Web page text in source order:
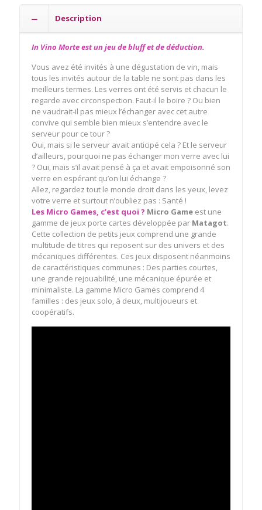
Description
In Vino Morte est un jeu de bluff et de déduction.
Vous avez été invités à une dégustation de vin, mais
tous les invités autour de la table ne sont pas dans les
meilleurs termes. Les verres ont été servis et chacun le
regarde avec circonspection. Faut-il le boire ? Ou bien
ne vaudrait-il pas mieux l’échanger avec cet autre
convive qui semble bien mieux s’entendre avec le
serveur pour ce tour ?
Oui, mais si le serveur avait anticipé cela ? Et le serveur
d’ailleurs, pourquoi ne pas échanger mon verre avec lui
? Oui, mais s’il avait pensé à ça et avait empoisonné son
verre en espérant qu’on lui échange ?
Allez, regardez tout le monde droit dans les yeux, levez
votre verre et surtout n’oubliez pas : Santé !
Les Micro Games, c’est quoi ? Micro Game est une
gamme de jeux porte cartes développée par Matagot.
Cette collection de petits jeux comprend une grande
multitude de titres qui reposent sur des univers et des
mécaniques différentes. Ces jeux disposent néanmoins
de caractéristiques communes : Des parties courtes,
une grande rejouabilité, une mécanique épurée et
minimaliste. La gamme Micro Games comprend 4
familles : des jeux solo, à deux, multijoueurs et
coopératifs.